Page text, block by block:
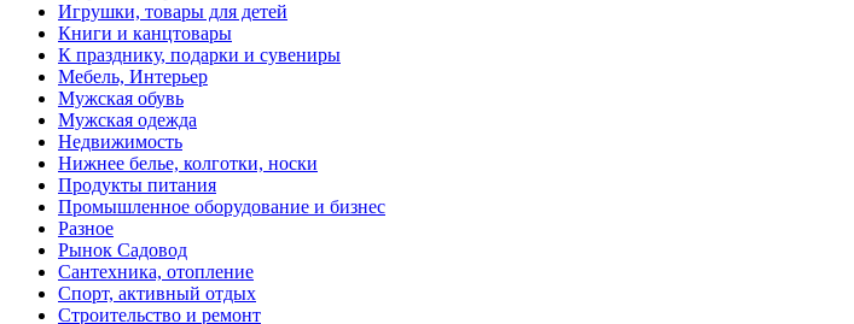
Игрушки, товары для детей
Книги и канцтовары
К празднику, подарки и сувениры
Мебель, Интерьер
Мужская обувь
Мужская одежда
Недвижимость
Нижнее белье, колготки, носки
Продукты питания
Промышленное оборудование и бизнес
Разное
Рынок Садовод
Сантехника, отопление
Спорт, активный отдых
Строительство и ремонт